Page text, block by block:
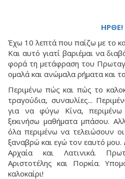
ΗΡΘΕ!
Έχω 10 λεπτά που παίζω με το
Και αυτό γιατί βαριέμαι να
φορά τη μετάφραση του
ομαλά και ανώμαλα ρήματα και
Περιμένω πώς και πώς το
τραγούδια, συναυλίες...
για να φύγω Κίνα,
ξεκινήσω μαθήματα μπάσου.
όλα περιμένω να τελειώσουν
ξαναβρώ και εγώ τον εαυτό μου.
Αρχαία και Λατινικά.
Αριστοτέλης και Πορκία.
καλοκαίρι!